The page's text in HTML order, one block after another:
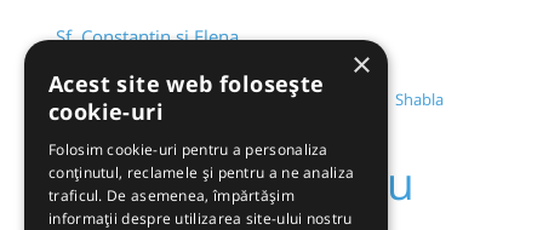
Sf. Constantin si Elena
Sfântu-Gheorghe Shabla
Sibari Sibioara Sibiu
×
Acest site web folosește
cookie-uri
Folosim cookie-uri pentru a personaliza
conținutul, reclamele și pentru a ne analiza
traficul. De asemenea, împărtășim
informații despre utilizarea site-ului nostru